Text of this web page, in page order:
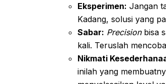
Eksperimen: Jangan
Kadang, solusi yang
Sabar: Precisionbisa
kali. Teruslah
Nikmati
inilah yang